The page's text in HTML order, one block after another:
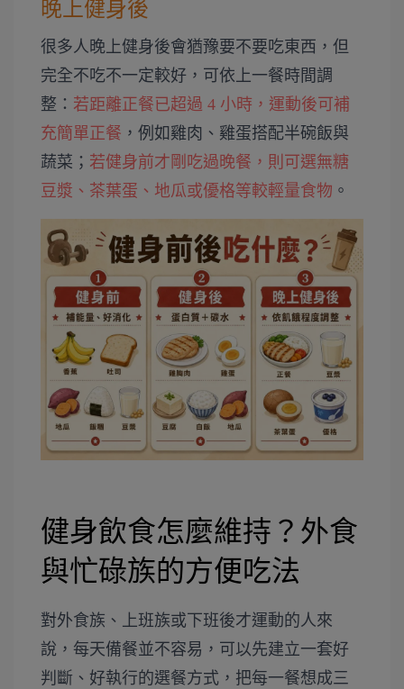
晚上健身後
很多人晚上健身後會猶豫要不要吃東西，但
完全不吃不一定較好，可依上一餐時間調
整： 若距離正餐已超過 4 小時，運動後可補
充簡單正餐 ，例如雞肉、雞蛋搭配半碗飯與
蔬菜； 若健身前才剛吃過晚餐，則可選無糖
豆漿、茶葉蛋、地瓜或優格等較輕量食物 。
健身飲食怎麼維持？外食
與忙碌族的方便吃法
對外食族、上班族或下班後才運動的人來
說，每天備餐並不容易，可以先建立一套好
判斷、好執行的選餐方式，把每一餐想成三